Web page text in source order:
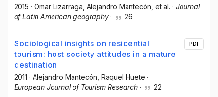
2015 · Omar Lizarraga , Alejandro Mantecón , et al. · Journal
of Latin American geography · 26
Sociological insights on residential
tourism: host society attitudes in a mature
destination
2011 · Alejandro Mantecón , Raquel Huete ·
European Journal of Tourism Research · 22
PDF